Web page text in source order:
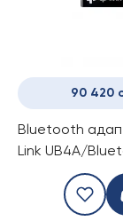
90 420
Bluetooth
Link UB4A/